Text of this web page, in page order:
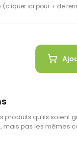
(cliquer ici pour + de
produits qu’ils soient
mais pas les mêmes